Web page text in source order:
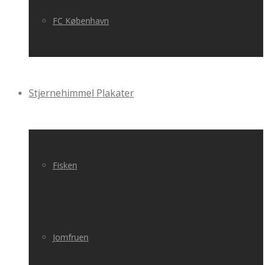
FC København
Stjernehimmel Plakater
Fisken
Jomfruen